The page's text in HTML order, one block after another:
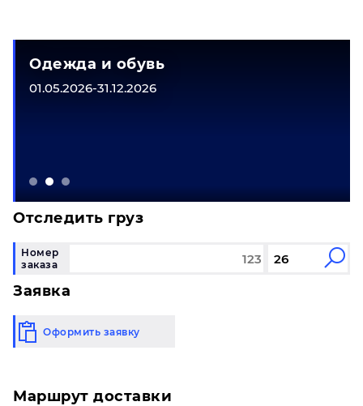
Одежда и обувь
01.05.2026-31.12.2026
Отследить груз
Номер
заказа
Заявка
Оформить заявку
Маршрут доставки